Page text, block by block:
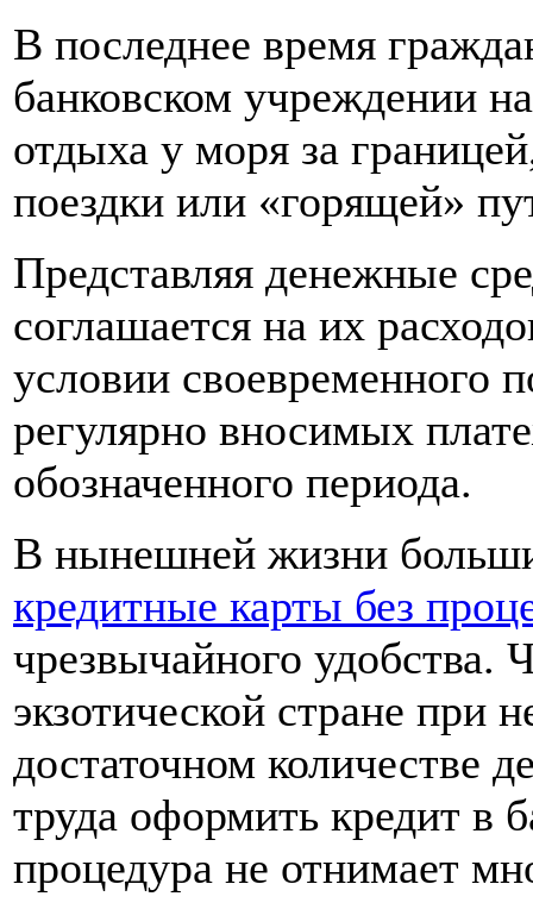
В последнее время
банковском учреждении
отдыха у моря за
поездки или «горящей»
Представляя денежные
соглашается на их
условии своевременного
регулярно вносимых
обозначенного периода.
В нынешней жизни
кредитные карты без
чрезвычайного удобства.
экзотической стране при
достаточном количестве
труда оформить кредит в
процедура не отнимает